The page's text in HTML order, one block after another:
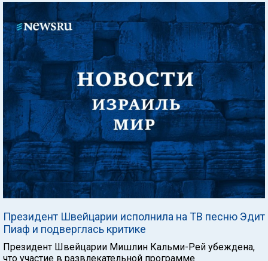
Президент Швейцарии исполнила на ТВ песню Эдит
Пиаф и подверглась критике
Президент Швейцарии Мишлин Кальми-Рей убеждена,
что участие в развлекательной программе